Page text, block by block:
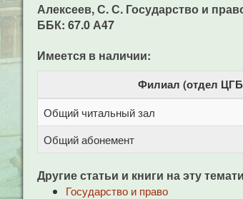
Алексеев, С. С. Государство и
ББК: 67.0 А47
Имеется в наличии:
Филиал (отдел
Общий читальный зал
Общий абонемент
Другие статьи и книги на эту
Государство и право